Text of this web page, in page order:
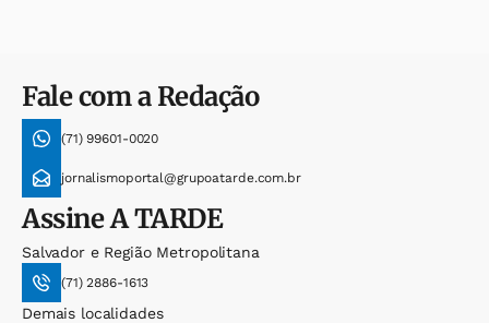
Fale com a Redação
(71) 99601-0020
jornalismoportal@grupoatarde.com.br
AssineA TARDE
Salvador e Região Metropolitana
(71) 2886-1613
Demais localidades